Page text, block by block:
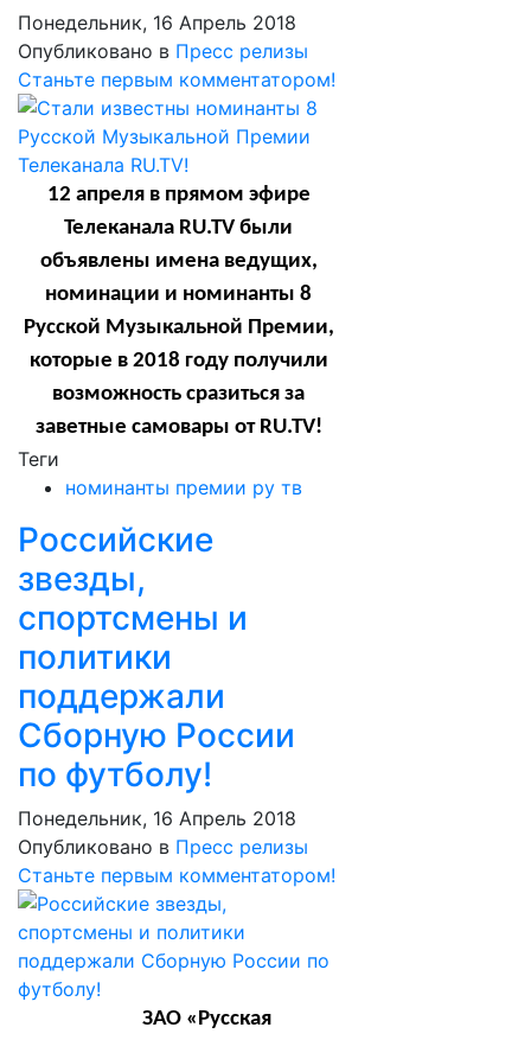
Понедельник, 16 Апрель 2018
Опубликовано в Пресс релизы
Станьте первым комментатором!
12 апреля в прямом эфире
Телеканала RU.TV были
объявлены имена ведущих,
номинации и номинанты 8
Русской Музыкальной Премии,
которые в 2018 году получили
возможность сразиться за
заветные самовары от RU.TV!
Теги
номинанты премии ру тв
Российские
звезды,
спортсмены и
политики
поддержали
Сборную России
по футболу!
Понедельник, 16 Апрель 2018
Опубликовано в Пресс релизы
Станьте первым комментатором!
ЗАО «Русская